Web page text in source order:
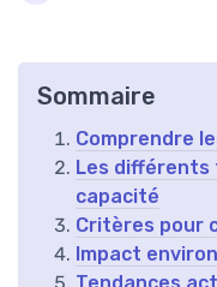
Sommaire
Comprendre
Les
capacité
Critères pour
Impact